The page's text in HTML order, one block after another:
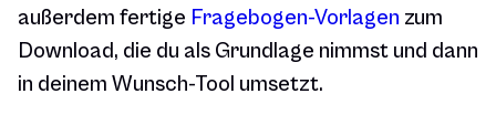
außerdem fertige Fragebogen-Vorlagen zum
Download, die du als Grundlage nimmst und dann
in deinem Wunsch-Tool umsetzt.